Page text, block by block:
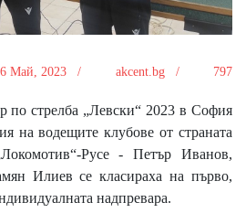
Май, 2023 / akcent.bg / 797
стрелба „Левски“ 2023 в София
на водещите клубове от страната
Русе - Петър Иванов,
Илиев се класираха на първо,
надпревара.